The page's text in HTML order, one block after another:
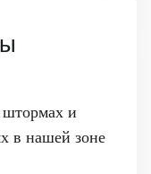
штормах и
в нашей зоне